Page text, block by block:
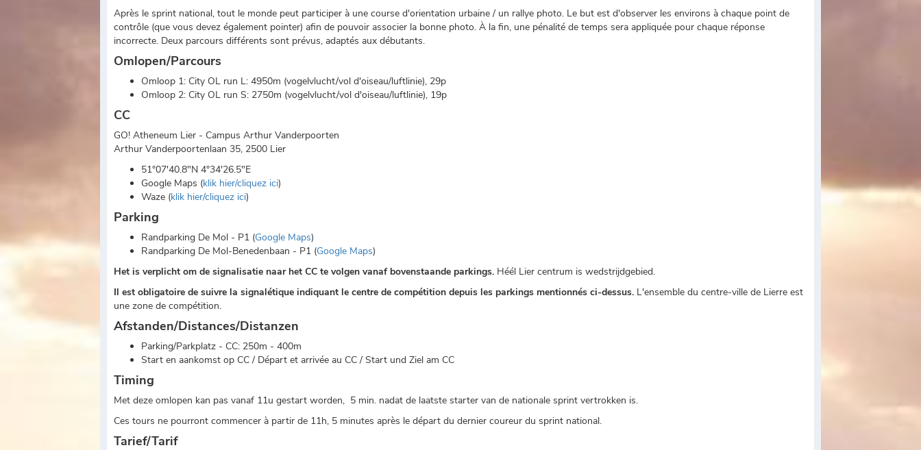
Après le sprint national, tout le monde peut participer à une course d'orientation urbaine / un rallye photo. Le but est d'observer les environs à chaque point de
contrôle (que vous devez également pointer) afin de pouvoir associer la bonne photo. À la fin, une pénalité de temps sera appliquée pour chaque réponse
incorrecte. Deux parcours différents sont prévus, adaptés aux débutants.
Omlopen/Parcours
Omloop 1: City OL run L: 4950m (vogelvlucht/vol d'oiseau/luftlinie), 29p
Omloop 2: City OL run S: 2750m (vogelvlucht/vol d'oiseau/luftlinie), 19p
CC
GO! Atheneum Lier - Campus Arthur Vanderpoorten
Arthur Vanderpoortenlaan 35, 2500 Lier
51°07'40.8"N 4°34'26.5"E
Google Maps (klik hier/cliquez ici)
Waze (klik hier/cliquez ici)
Parking
Randparking De Mol - P1 (Google Maps)
Randparking De Mol-Benedenbaan - P1 (Google Maps)
Het is verplicht om de signalisatie naar het CC te volgen vanaf bovenstaande parkings. Héél Lier centrum is wedstrijdgebied.
Il est obligatoire de suivre la signalétique indiquant le centre de compétition depuis les parkings mentionnés ci-dessus. L'ensemble du centre-ville de Lierre est
une zone de compétition.
Afstanden/Distances/Distanzen
Parking/Parkplatz - CC: 250m - 400m
Start en aankomst op CC / Départ et arrivée au CC / Start und Ziel am CC
Timing
Met deze omlopen kan pas vanaf 11u gestart worden, 5 min. nadat de laatste starter van de nationale sprint vertrokken is.
Ces tours ne pourront commencer à partir de 11h, 5 minutes après le départ du dernier coureur du sprint national.
Tarief/Tarif